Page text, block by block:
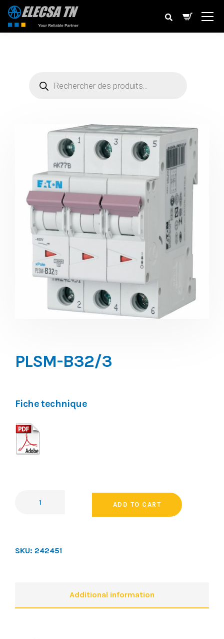
PLSM-B32/3
Fiche technique
ADD TO CART
SKU: 242451
Additional information